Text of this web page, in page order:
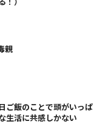
親
ご飯のことで頭がいっぱ
生活に共感しかない